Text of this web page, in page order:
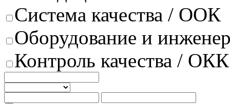
Система качества / ООК
Оборудование и
Контроль качества / ОКК